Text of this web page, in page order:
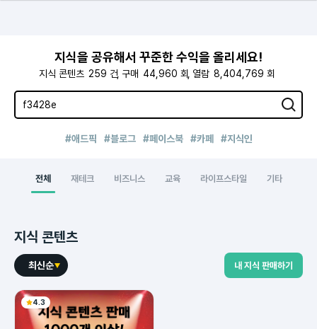
지식을 공유해서 꾸준한 수익을 올리세요!
지식 콘텐츠 259 건 구매 44,960 회 열람 8,404,769 회
#애드픽 #블로그 #페이스북 #카페 #지식인
전체 재테크 비즈니스 교육 라이프스타일 기타
지식 콘텐츠
최신순 내 지식 판매하기
4.3